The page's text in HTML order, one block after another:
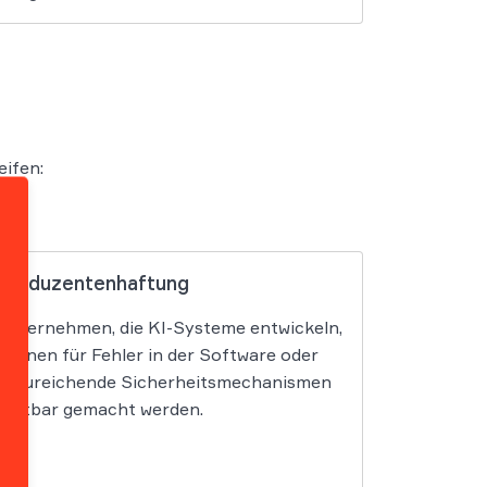
Produzentenhaftung
Unternehmen, die KI-Systeme entwickeln,
können für Fehler in der Software oder
unzureichende Sicherheitsmechanismen
haftbar gemacht werden.